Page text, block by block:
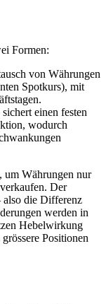
Formen:
von Währungen
Spotkurs), mit
einen festen
wodurch
um Währungen nur
Der
also die Differenz
werden in
Hebelwirkung
Positionen